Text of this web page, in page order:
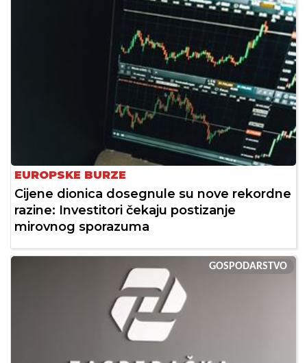
EUROPSKE BURZE
Cijene dionica dosegnule su nove rekordne
razine: Investitori čekaju postizanje
mirovnog sporazuma
GOSPODARSTVO